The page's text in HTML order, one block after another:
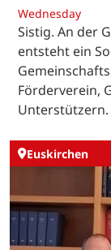
Wednesday
Sistig. An der
entsteht ein
Förderverein,
Unterstützern.
Euskirchen